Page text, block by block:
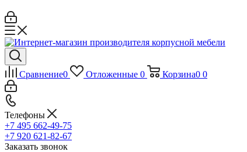
Сравнение0 Отложенные 0 Корзина0 0
Телефоны
+7 495 662-49-75
+7 920 621-82-67
Заказать звонок